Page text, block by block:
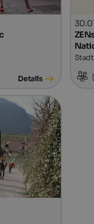
Details